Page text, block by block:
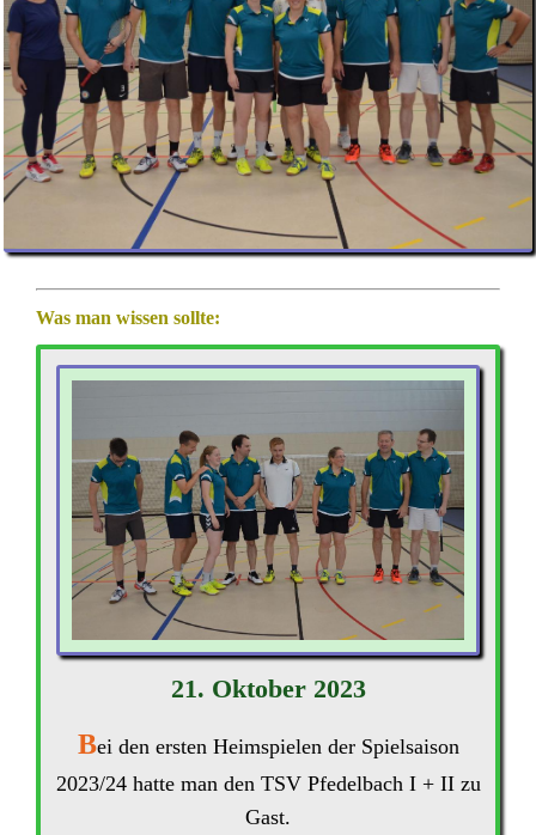
Was man wissen sollte:
21. Oktober 2023
Bei den ersten Heimspielen der Spielsaison
2023/24 hatte man den TSV Pfedelbach I + II zu
Gast.